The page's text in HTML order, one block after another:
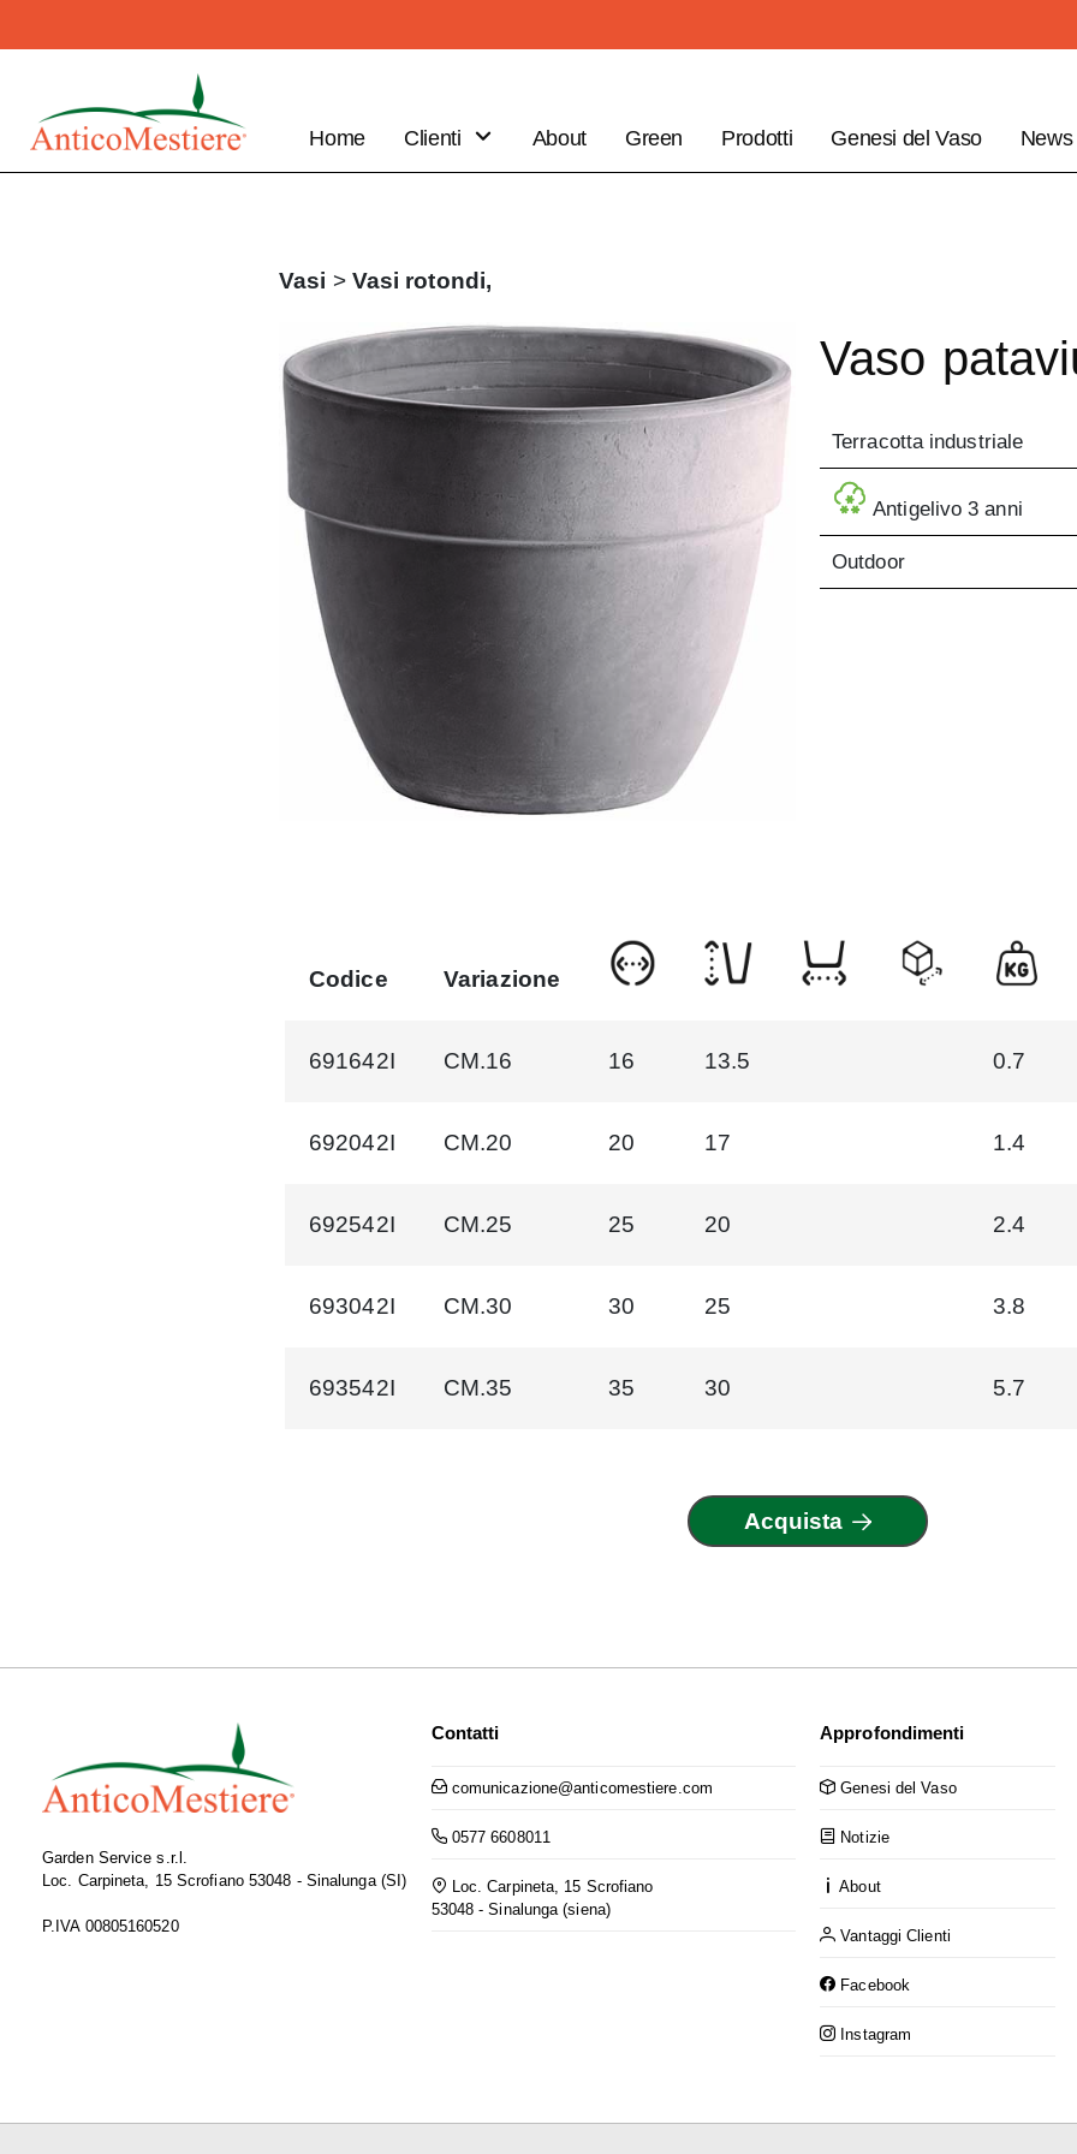
Home
Clienti
ordine
About Green Prodotti Genesi del Vaso News
Vasi > Vasi rotondi,
Vaso
Terracotta industriale
Antigelivo 3 anni
Outdoor
Codice Variazione
691642I CM.16 16 13.5 0.7
692042I CM.20 20 17 1.4
692542I CM.25 25 20 2.4
693042I CM.30 30 25 3.8
693542I CM.35 35 30 5.7
Acquista
Garden Service s.r.l.
Loc. Carpineta, 15 Scrofiano 53048 - Sinalunga (SI)
P.IVA 00805160520
Contatti
comunicazione@anticomestiere.com
0577 6608011
Loc. Carpineta, 15 Scrofiano
53048 - Sinalunga (siena)
Approfondimenti
Genesi del Vaso
Notizie
About
Vantaggi Clienti
Facebook
Instagram